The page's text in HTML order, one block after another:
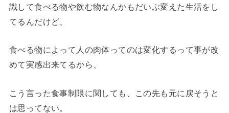
識して食べる物や飲む物なんかもだいぶ変えた生活をし
てるんだけど、
食べる物によって人の肉体ってのは変化するって事が改
めて実感出来てるから、
こう言った食事制限に関しても、この先も元に戻そうと
は思ってない。